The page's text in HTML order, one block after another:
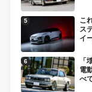
こ
ス
イ
「
電
べ